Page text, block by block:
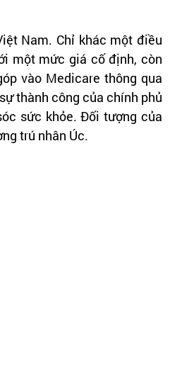
Nam. Chỉ khác một điều
một mức giá cố định, còn
vào Medicare thông qua
thành công của chính phủ
sức khỏe. Đối tượng của
trú nhân Úc.